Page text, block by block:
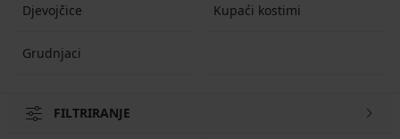
Djevojčice Kupaći kostimi
Grudnjaci
FILTRIRANJE